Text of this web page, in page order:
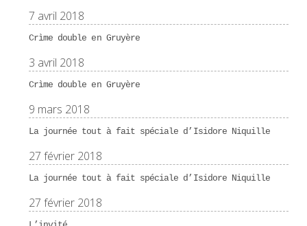
7 avril 2018
Crìme double en Gruyère
3 avril 2018
Crìme double en Gruyère
9 mars 2018
La journée tout à fait spéciale d’Isidore Niquille
27 février 2018
La journée tout à fait spéciale d’Isidore Niquille
27 février 2018